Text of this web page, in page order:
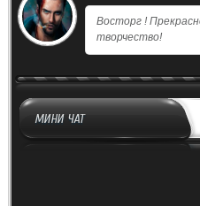
Восторг !
творчество!
МИНИ ЧАТ